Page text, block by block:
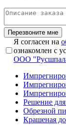
Перезвоните мне
Я согласен на
ознакомлен с
ООО
Решение для
Обрезной
Крашеная